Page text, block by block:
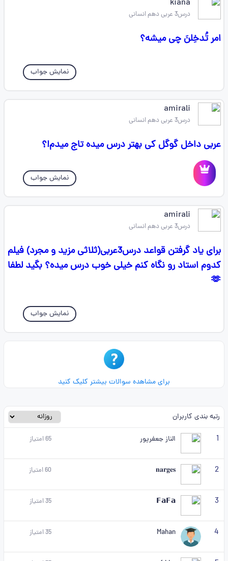
kiana
درس3 عربی دهم انسانی
امر تُدخِلنَ چی میشه؟
نمایش جواب
amirali
درس3 عربی دهم انسانی
عربی داخل گوگل کی بهتر درس میده تاج میدم!؟
نمایش جواب
amirali
درس3 عربی دهم انسانی
برای یاد گرفتن قواعد درس3عربی(ثلاثی مزید و مجرد) فیلم
کدوم استاد رو نگاه کنم خیلی خوب درس میده؟ بگید لطفا
🫶
نمایش جواب
برای مشاهده سوالات بیشتر کلیک کنید
رتبه بندی کاربران
1 الناز جعفرپور 65امتیاز
2
𝐧𝐚𝐫𝐠𝐞𝐬
60امتیاز
3
𝗙𝗮𝗙𝗮
35امتیاز
4
Mahan
35امتیاز